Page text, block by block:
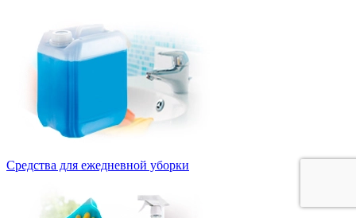
Средства для ежедневной уборки